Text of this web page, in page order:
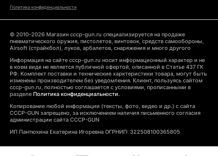
Политика конфиденциальности
© 2010-2026 Магазин cccp-gun.ru специализируется на продаже
пневматического оружия, пистолетов, винтовок, средств самообороны,
Airsoft (страйкбол), луков, арбалетов, снаряжения и много другого
Информация на сайте cccp-gun.ru носит информационный характер и не
в коем виде не является публичной офертой, описанной в Статье 437 ГК
РФ. Комплект поставки и технические харктеристики товара, могут быть
изменены производителем без уведомления. Клиент, пользуясь сайтом
cccp-gun.ru, полностью соглашается с условиями, прописанными в
разделе Политика конфиденциальности.
Копирование любой информации (тексты, фото, видео и др.) с сайта
CCCP-GUN запрещено, за исключением наличия письменного согласия
администрации сайта CCCP-GUN
ИП Пантюхина Екатерина Игоревна ОГРНИП: 322508100365805